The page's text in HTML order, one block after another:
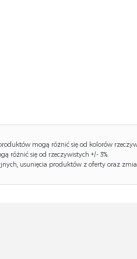
mogą różnić się od kolorów
różnić się od rzeczywistych +/- 3%.
usunięcia produktów z oferty oraz